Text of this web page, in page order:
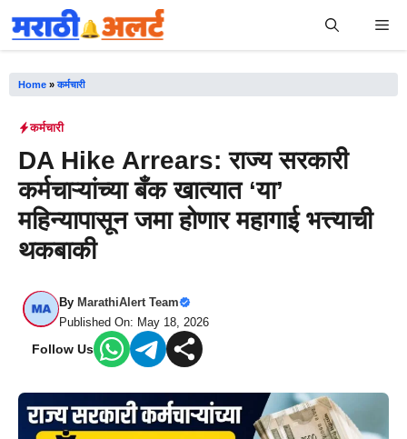
Skip
to
Home »कर्मचारी
कर्मचारी
DA Hike Arrears: राज्य सरकारी
कर्मचाऱ्यांच्या बँक खात्यात ‘या’
महिन्यापासून जमा होणार महागाई भत्त्याची
थकबाकी
By MarathiAlert Team
Published On: May 18, 2026
Follow Us